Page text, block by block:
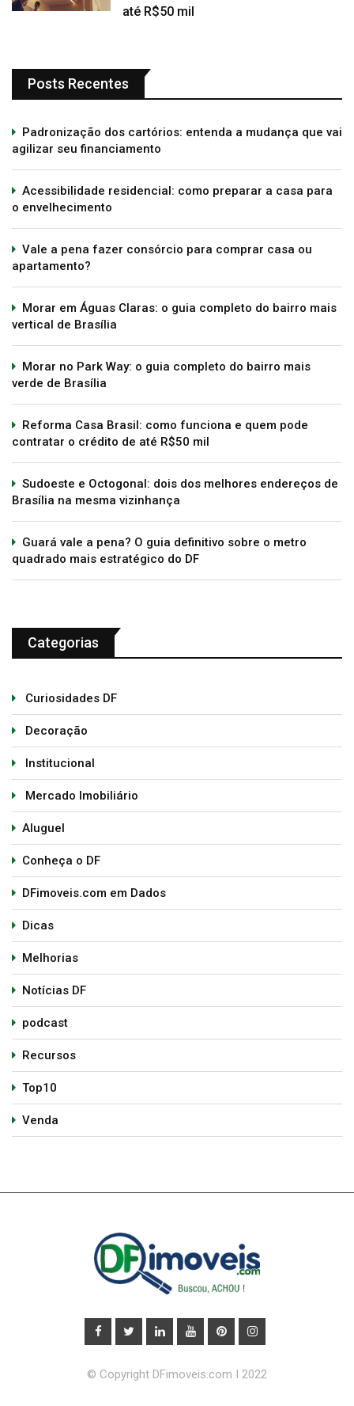
até R$50 mil
Posts Recentes
Padronização dos cartórios: entenda a mudança que vai
agilizar seu financiamento
Acessibilidade residencial: como preparar a casa para
o envelhecimento
Vale a pena fazer consórcio para comprar casa ou
apartamento?
Morar em Águas Claras: o guia completo do bairro mais
vertical de Brasília
Morar no Park Way: o guia completo do bairro mais
verde de Brasília
Reforma Casa Brasil: como funciona e quem pode
contratar o crédito de até R$50 mil
Sudoeste e Octogonal: dois dos melhores endereços de
Brasília na mesma vizinhança
Guará vale a pena? O guia definitivo sobre o metro
quadrado mais estratégico do DF
Categorias
Curiosidades DF
Decoração
Institucional
Mercado Imobiliário
Aluguel
Conheça o DF
DFimoveis.com em Dados
Dicas
Melhorias
Notícias DF
podcast
Recursos
Top10
Venda
© Copyright DFimoveis.com I 2022